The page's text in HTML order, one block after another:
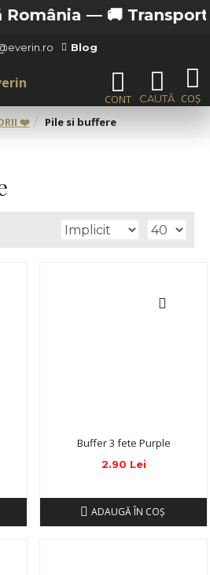
—🚚 Transport
Blog
❤️ Pile si buffere
Buffer 3 fete Purple
2.90 Lei
ADAUGĂ ÎN COŞ